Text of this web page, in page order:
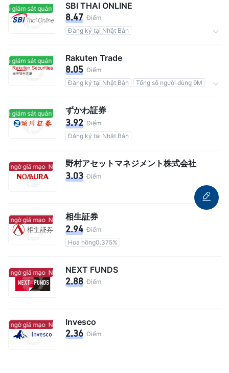
giám sát quản lý Có giám sát quản lý
SBI THAI ONLINE
8.47 Điểm
Đăng ký tại Nhật Bản
giám sát quản lý Có giám sát quản lý
Rakuten Trade
8.05 Điểm
Đăng ký tại Nhật Bản
Tổng số người dùng 9M
giám sát quản lý Có giám sát quản lý
ずかわ証券
3.92 Điểm
Đăng ký tại Nhật Bản
ngờ giả mạo Nghi ngờ giả mạo
野村アセットマネジメント株式会社
3.03 Điểm
ngờ giả mạo Nghi ngờ giả mạo
相生証券
2.94 Điểm
Hoa hồng0.375%
ngờ giả mạo Nghi ngờ giả mạo
NEXT FUNDS
2.88 Điểm
ngờ giả mạo Nghi ngờ giả mạo
Invesco
2.36 Điểm